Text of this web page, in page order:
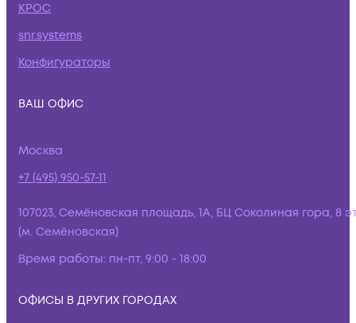
КРОС
snr.systems
Конфигураторы
ВАШ ОФИС
Москва
+7 (495) 950-57-11
107023, Семёновская площадь, 1А, БЦ Соколиная гора, 8
(м. Семёновская)
Время работы: пн-пт, 9:00 - 18:00
ОФИСЫ В ДРУГИХ ГОРОДАХ